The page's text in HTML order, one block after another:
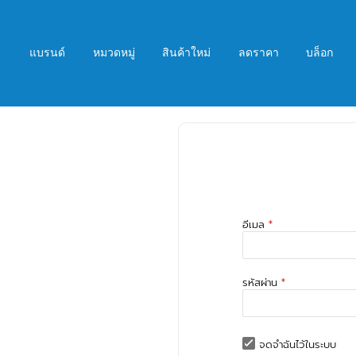
ที่แบรนด์ หมวดหมู่ สินค้าใหม่ ลดราคา บล็อก
อีเมล
รหัสผ่าน
จดจำฉันไว้ในระบบ